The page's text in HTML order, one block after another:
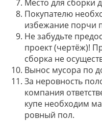
Место для сборки
Покупателю
избежание порчи
Не забудьте
проект (чертёж)!
сборка не
Вынос мусора по
За неровность
компания
купе необходим
ровный пол.